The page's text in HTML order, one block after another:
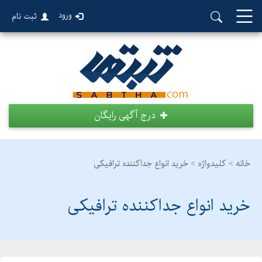
ورود ثبت نام
درج آگهی رایگان
خانه > کلیدواژه > خرید انواع جداکننده ترافیکی
خرید انواع جداکننده ترافیکی